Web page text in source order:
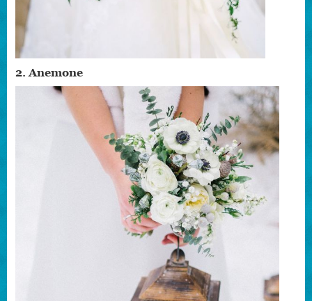
2. Anemone